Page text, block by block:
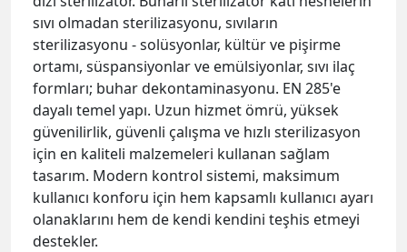
sıvı olmadan sterilizasyonu, sıvıların
sterilizasyonu - solüsyonlar, kültür ve pişirme
ortamı, süspansiyonlar ve emülsiyonlar, sıvı ilaç
formları; buhar dekontaminasyonu. EN 285'e
dayalı temel yapı. Uzun hizmet ömrü, yüksek
güvenilirlik, güvenli çalışma ve hızlı sterilizasyon
için en kaliteli malzemeleri kullanan sağlam
tasarım. Modern kontrol sistemi, maksimum
kullanıcı konforu için hem kapsamlı kullanıcı ayarı
olanaklarını hem de kendi kendini teşhis etmeyi
destekler.